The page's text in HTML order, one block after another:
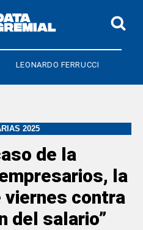
FERRUCCI
2025
de la
la
viernes contra
del salario”